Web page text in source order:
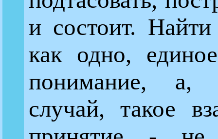
и состоит.
как одно,
понимание, а,
случай, такое